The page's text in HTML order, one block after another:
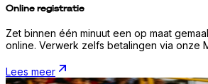
Online registratie
Zet binnen één minuut een op maat
online. Verwerk zelfs betalingen via onze
Lees meer